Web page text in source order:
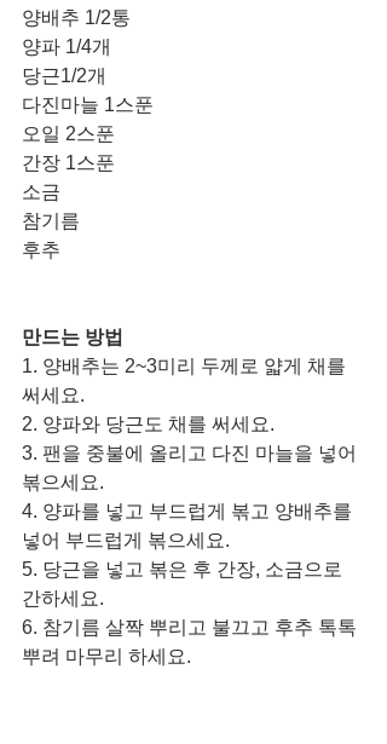
양배추 1/2통
양파 1/4개
당근1/2개
다진마늘 1스푼
오일 2스푼
간장 1스푼
소금
참기름
후추
만드는 방법
1. 양배추는 2~3미리 두께로 얇게 채를
써세요.
2. 양파와 당근도 채를 써세요.
3. 팬을 중불에 올리고 다진 마늘을 넣어
볶으세요.
4. 양파를 넣고 부드럽게 볶고 양배추를
넣어 부드럽게 볶으세요.
5. 당근을 넣고 볶은 후 간장, 소금으로
간하세요.
6. 참기름 살짝 뿌리고 불끄고 후추 톡톡
뿌려 마무리 하세요.